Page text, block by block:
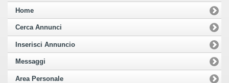
Home
Cerca Annunci
Inserisci Annuncio
Messaggi
Area Personale